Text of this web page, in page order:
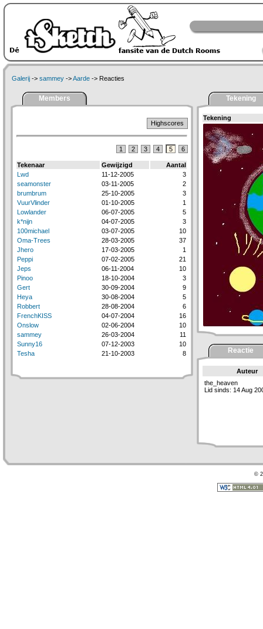
Galerij -> sammey ->Aarde -> Reacties
Members
Highscores
1 2 3 4 5 6
Tekenaar Gewijzigd
Aantal
Lwd
11-12-2005
3
seamonster
03-11-2005
2
brumbrum
25-10-2005
3
VuurVlinder
01-10-2005
1
Lowlander
06-07-2005
5
k*nijn
04-07-2005
3
100michael
03-07-2005
10
Oma-Trees
28-03-2005
37
Jhero
17-03-2005
1
Peppi
07-02-2005
21
Jeps
06-11-2004
10
Pinoo
18-10-2004
3
Gert
30-09-2004
9
Heya
30-08-2004
5
Robbert
28-08-2004
6
FrenchKISS
04-07-2004
16
Onslow
02-06-2004
10
sammey
26-03-2004
11
Sunny16
07-12-2003
10
Tesha
21-10-2003 8
Tekening
Tekening
Reactie
Auteur
the_heaven
Lid sinds: 14 Aug
©